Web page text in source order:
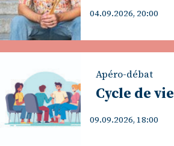
04.09.2026, 20:00
Apéro-débat
Cycle de vie
09.09.2026, 18:00